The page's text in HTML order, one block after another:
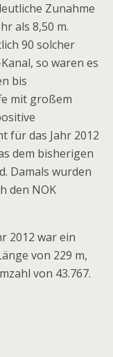
Zunahme
als 8,50 m.
90 solcher
so waren es
bis
mit großem
für das Jahr 2012
dem bisherigen
Damals wurden
den NOK
2012 war ein
von 229 m,
von 43.767.